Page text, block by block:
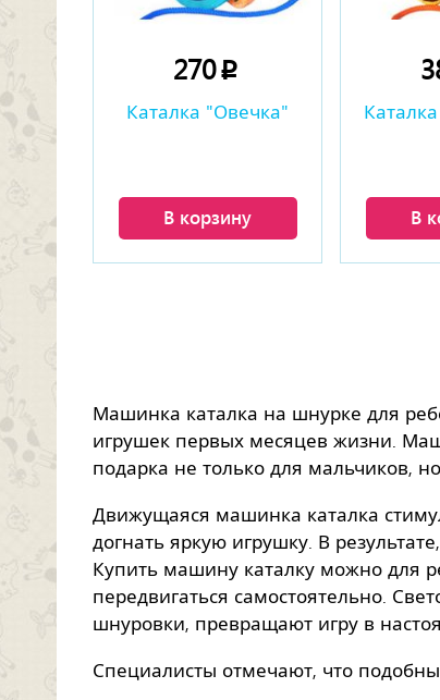
270p
Каталка "Овечка"
В корзину В
Машинка каталка на шнурке для
игрушек первых месяцев жизни.
подарка не только для мальчиков,
Движущаяся машинка каталка
догнать яркую игрушку. В
Купить машину каталку можно для
передвигаться самостоятельно.
шнуровки, превращают игру в
Специалисты отмечают, что